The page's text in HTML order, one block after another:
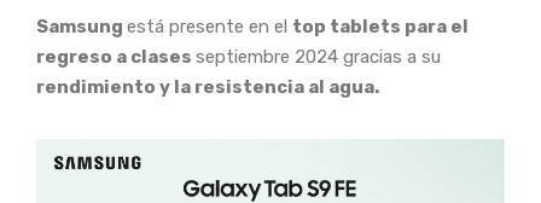
Samsung está presente en el top tablets para el
regreso a clases septiembre 2024 gracias a su
rendimiento y la resistencia al agua.